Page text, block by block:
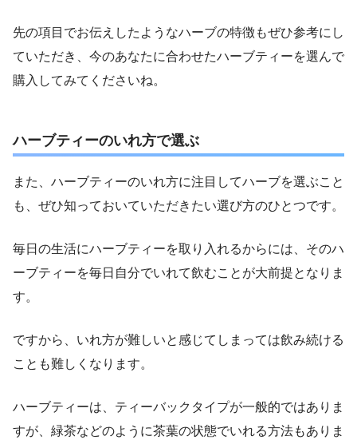
先の項目でお伝えしたようなハーブの特徴もぜひ参考にし
ていただき、今のあなたに合わせたハーブティーを選んで
購入してみてくださいね。
ハーブティーのいれ方で選ぶ
また、ハーブティーのいれ方に注目してハーブを選ぶこと
も、ぜひ知っておいていただきたい選び方のひとつです。
毎日の生活にハーブティーを取り入れるからには、そのハ
ーブティーを毎日自分でいれて飲むことが大前提となりま
す。
ですから、いれ方が難しいと感じてしまっては飲み続ける
ことも難しくなります。
ハーブティーは、ティーバックタイプが一般的ではありま
すが、緑茶などのように茶葉の状態でいれる方法もありま